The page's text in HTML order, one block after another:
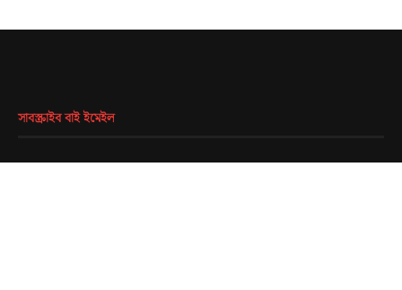
সাবস্ক্রাইব বাই ইমেইল